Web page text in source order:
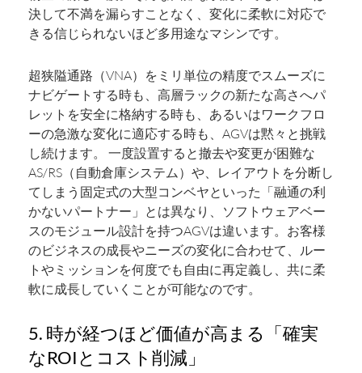
決して不満を漏らすことなく、変化に柔軟に対応で
きる信じられないほど多用途なマシンです。
超狭隘通路（VNA）をミリ単位の精度でスムーズに
ナビゲートする時も、高層ラックの新たな高さへパ
レットを安全に格納する時も、あるいはワークフロ
ーの急激な変化に適応する時も、AGVは黙々と挑戦
し続けます。 一度設置すると撤去や変更が困難な
AS/RS（自動倉庫システム）や、レイアウトを分断し
てしまう固定式の大型コンベヤといった「融通の利
かないパートナー」とは異なり、ソフトウェアベー
スのモジュール設計を持つAGVは違います。お客様
のビジネスの成長やニーズの変化に合わせて、ルー
トやミッションを何度でも自由に再定義し、共に柔
軟に成長していくことが可能なのです。
5. 時が経つほど価値が高まる「確実
なROIとコスト削減」